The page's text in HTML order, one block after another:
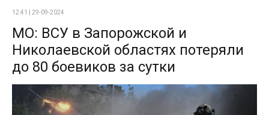
12:41 | 29-09-2024
МО: ВСУ в Запорожской и
Николаевской областях потеряли
до 80 боевиков за сутки